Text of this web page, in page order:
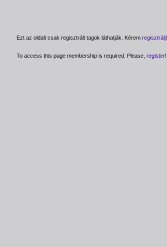
Ezt az oldalt csak regisztrált tagok láthatják. Kérem regisztrálj!
To access this page membership is required. Please, register!